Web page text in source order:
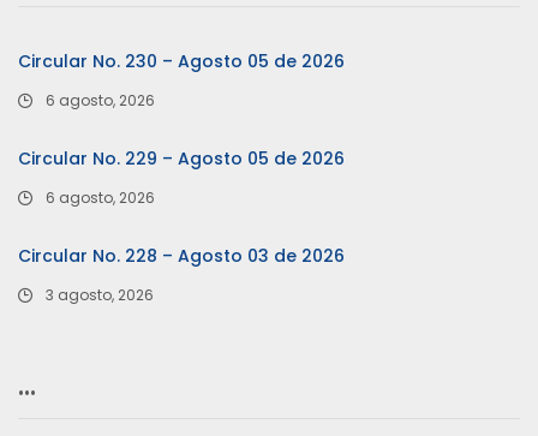
Circular No. 230 – Agosto 05 de 2026
6 agosto, 2026
Circular No. 229 – Agosto 05 de 2026
6 agosto, 2026
Circular No. 228 – Agosto 03 de 2026
3 agosto, 2026
…